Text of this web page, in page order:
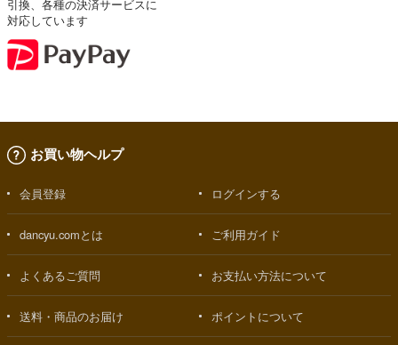
引換、各種の決済サービスに
対応しています
お買い物ヘルプ
会員登録 ログインする
dancyu.comとは ご利用ガイド
よくあるご質問 お支払い方法について
送料・商品のお届け ポイントについて